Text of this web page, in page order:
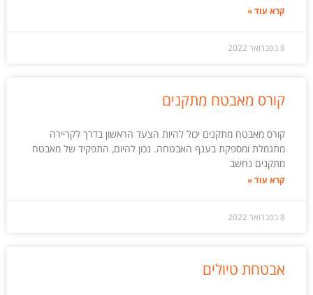
קרא עוד »
8 בפברואר 2022
קורס מאבטח מתקנים
קורס מאבטח מתקנים יכול להיות הצעד הראשון בדרך לקריירה
מתגמלת ומספקת בענף האבטחה. נכון להיום, התפקיד של מאבטח
מתקנים נחשב
קרא עוד »
8 בפברואר 2022
אבטחת טיולים